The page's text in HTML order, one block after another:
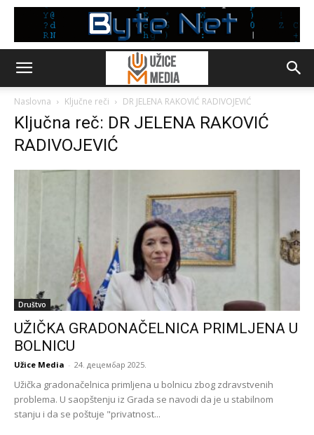
Naslovna Ključne reči DR JELENA RAKOVIĆ RADIVOJEVIĆ
Ključna reč: DR JELENA RAKOVIĆ
RADIVOJEVIĆ
Društvo
UŽIČKA GRADONAČELNICA PRIMLJENA U
BOLNICU
Užice Media - 24. децембар 2025.
Užička gradonačelnica primljena u bolnicu zbog zdravstvenih
problema. U saopštenju iz Grada se navodi da je u stabilnom
stanju i da se poštuje "privatnost...